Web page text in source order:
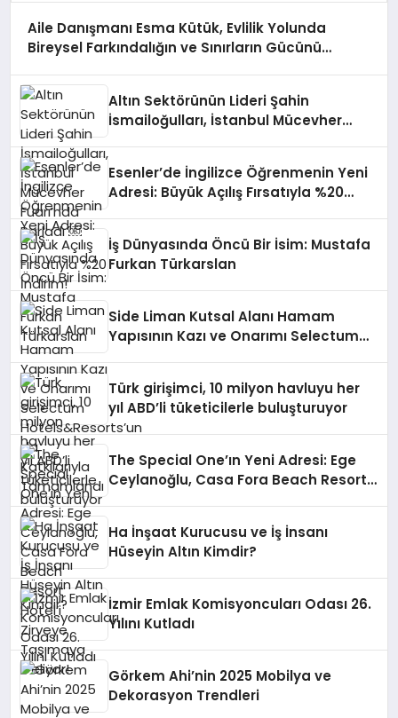
Aile Danışmanı Esma Kütük, Evlilik Yolunda
Bireysel Farkındalığın ve Sınırların Gücünü
Altın Sektörünün Lideri Şahin
İsmailoğulları, İstanbul Mücevher
Esenler’de İngilizce Öğrenmenin Yeni
Adresi: Büyük Açılış Fırsatıyla %20
İş Dünyasında Öncü Bir İsim: Mustafa
Furkan Türkarslan
Side Liman Kutsal Alanı Hamam
Yapısının Kazı ve Onarımı Selectum
Türk girişimci, 10 milyon havluyu her
yıl ABD’li tüketicilerle buluşturuyor
The Special One’ın Yeni Adresi: Ege
Ceylanoğlu, Casa Fora Beach Resort
Ha İnşaat Kurucusu ve İş İnsanı
Hüseyin Altın Kimdir?
İzmir Emlak Komisyoncuları Odası 26.
Yılını Kutladı
Görkem Ahi’nin 2025 Mobilya ve
Dekorasyon Trendleri